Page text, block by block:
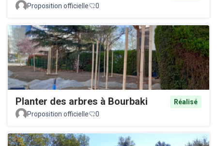
Proposition officielle
0
Planter des arbres à Bourbaki
Réalisé
Proposition officielle
0